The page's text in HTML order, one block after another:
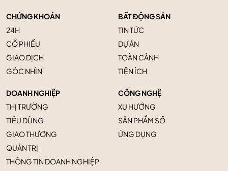
CHỨNG KHOÁN
24H
CỔ PHIẾU
GIAO DỊCH
GÓC NHÌN
BẤT ĐỘNG SẢN
TIN TỨC
DỰ ÁN
TOÀN CẢNH
TIỆN ÍCH
DOANH NGHIỆP
THỊ TRƯỜNG
TIÊU DÙNG
GIAO THƯƠNG
QUẢN TRỊ
THÔNG TIN DOANH NGHIỆP
CÔNG NGHỆ
XU HƯỚNG
SẢN PHẨM SỐ
ỨNG DỤNG